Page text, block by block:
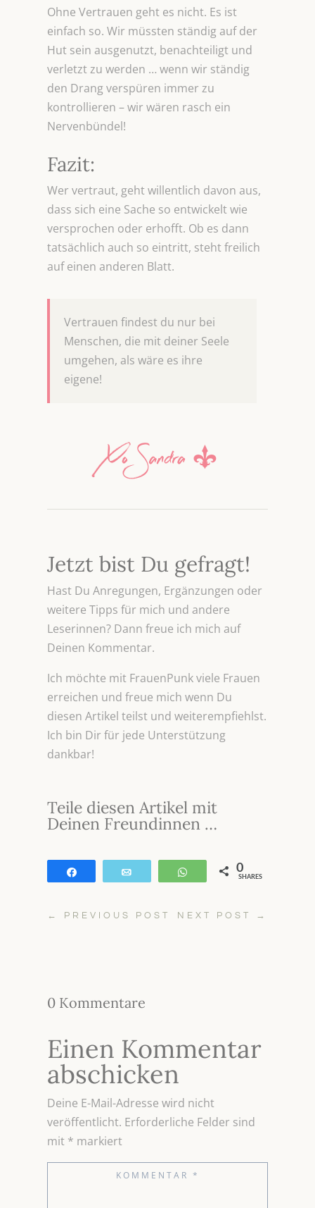
Ohne Vertrauen geht es nicht. Es ist
einfach so. Wir müssten ständig auf der
Hut sein ausgenutzt, benachteiligt und
verletzt zu werden … wenn wir ständig
den Drang verspüren immer zu
kontrollieren – wir wären rasch ein
Nervenbündel!
Fazit:
Wer vertraut, geht willentlich davon aus,
dass sich eine Sache so entwickelt wie
versprochen oder erhofft. Ob es dann
tatsächlich auch so eintritt, steht freilich
auf einen anderen Blatt.
Vertrauen findest du nur bei
Menschen, die mit deiner Seele
umgehen, als wäre es ihre
eigene!
Jetzt bist Du gefragt!
Hast Du Anregungen, Ergänzungen oder
weitere Tipps für mich und andere
Leserinnen? Dann freue ich mich auf
Deinen Kommentar.
Ich möchte mit FrauenPunk viele Frauen
erreichen und freue mich wenn Du
diesen Artikel teilst und weiterempfiehlst.
Ich bin Dir für jede Unterstützung
dankbar!
Teile diesen Artikel mit
Deinen Freundinnen …
WhatsApp
0
SHARES
← PREVIOUS POST NEXT POST →
0 Kommentare
Einen Kommentar
abschicken
Deine E-Mail-Adresse wird nicht
veröffentlicht. Erforderliche Felder sind
mit * markiert